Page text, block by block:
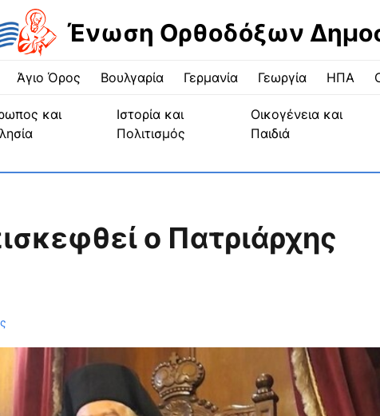
Ένωση Ορθοδόξων
Άγιο Όρος Βουλγαρία Γερμανία Γεωργία ΗΠΑ
και
Ιστορία και
Πολιτισμός
Οικογένεια και
Παιδιά
ο Πατριάρχης